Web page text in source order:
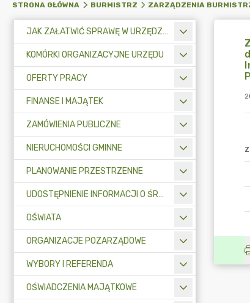
STRONA GŁÓWNA BURMISTRZ ZARZĄDZENIA
JAK ZAŁATWIĆ SPRAWĘ W URZĘDZIE MIASTA
KOMÓRKI ORGANIZACYJNE URZĘDU
OFERTY PRACY
FINANSE I MAJĄTEK
ZAMÓWIENIA PUBLICZNE
NIERUCHOMOŚCI GMINNE
PLANOWANIE PRZESTRZENNE
UDOSTĘPNIENIE INFORMACJI O ŚRODOWISKU
OŚWIATA
ORGANIZACJE POZARZĄDOWE
WYBORY I REFERENDA
OŚWIADCZENIA MAJĄTKOWE